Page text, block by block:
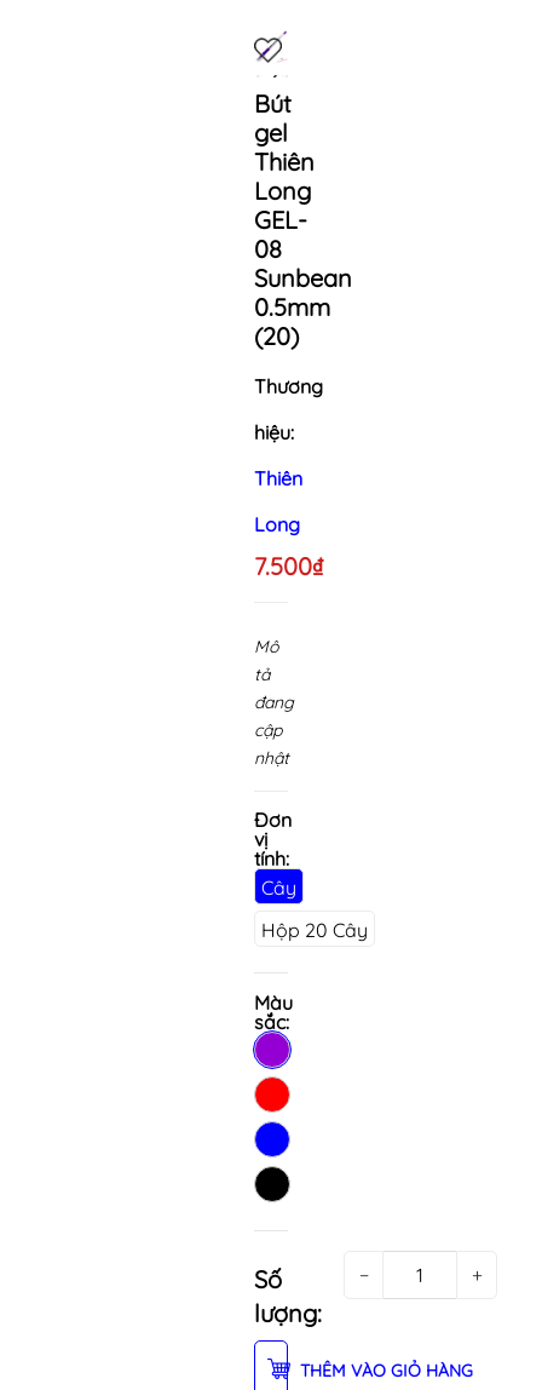
Bút
gel
Thiên
Long
GEL-
08
Sunbean
0.5mm
(20)
Thương
hiệu:
Thiên
Long
7.500₫
Mô
tả
đang
cập
nhật
Đơn
vị
tính:
Cây
Hộp 20 Cây
Màu
sắc:
Số
lượng:
− +
THÊM VÀO GIỎ HÀNG